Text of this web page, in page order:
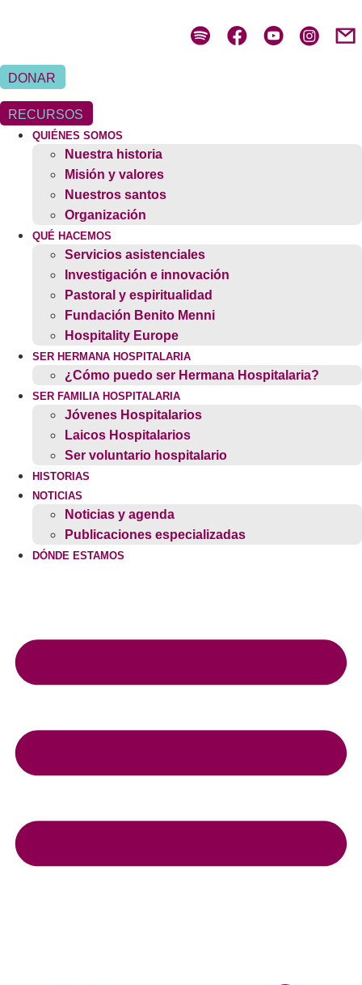
DONAR
RECURSOS
QUIÉNES SOMOS
Nuestra historia
Misión y valores
Nuestros santos
Organización
QUÉ HACEMOS
Servicios asistenciales
Investigación e innovación
Pastoral y espiritualidad
Fundación Benito Menni
Hospitality Europe
SER HERMANA HOSPITALARIA
¿Cómo puedo ser Hermana Hospitalaria?
SER FAMILIA HOSPITALARIA
Jóvenes Hospitalarios
Laicos Hospitalarios
Ser voluntario hospitalario
HISTORIAS
NOTICIAS
Noticias y agenda
Publicaciones especializadas
DÓNDE ESTAMOS